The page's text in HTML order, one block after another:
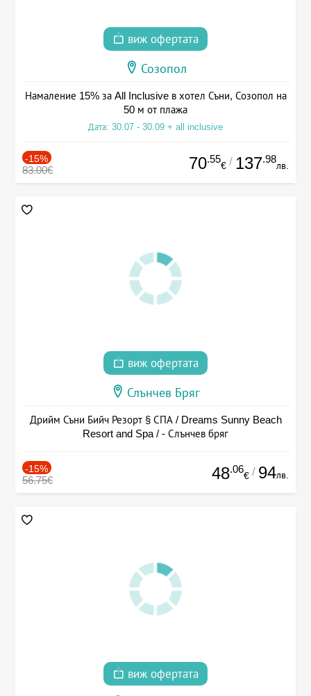
виж офертата
Созопол
Намаление 15% за All Inclusive в хотел Съни, Созопол на
50 м от плажа
Дата: 30.07 - 30.09 + all inclusive
-15%
83.00€ 70.55
€ / 137.98
лв.
виж офертата
Слънчев Бряг
Дрийм Съни Бийч Резорт § СПА / Dreams Sunny Beach
Resort and Spa / - Слънчев бряг
-15%
56.75€ 48.06
€ / 94лв.
виж офертата